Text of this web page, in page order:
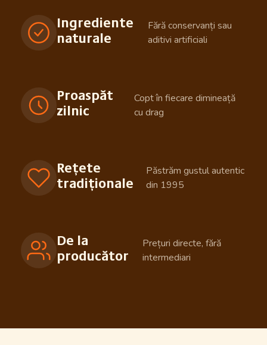
Ingrediente
naturale
Fără conservanți sau
aditivi artificiali
Proaspăt
zilnic
Copt în fiecare dimineață
cu drag
Rețete
tradiționale
Păstrăm gustul autentic
din 1995
De la
producător
Prețuri directe, fără
intermediari